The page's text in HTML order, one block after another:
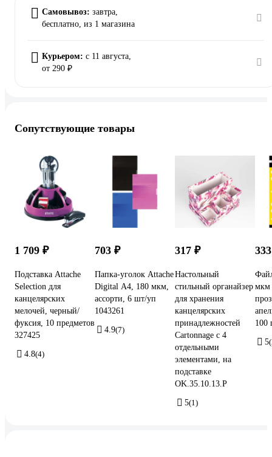
Самовывоз: завтра,
бесплатно, из 1 магазина
Курьером: c 11 августа,
от 290 ₽
Сопутствующие товары
1 709 ₽
Подставка Attache
Selection для
канцелярских
мелочей, черный/
фуксия, 10 предметов
327425
4.8(4)
703 ₽
Папка-уголок Attache
Digital А4, 180 мкм,
ассорти, 6 шт/уп
1043261
4.9(7)
317 ₽
Настольный
стильный органайзер
для хранения
канцелярских
принадлежностей
Cartonnage с 4
отдельными
элементами, на
подставке
OK.35.10.13.P
5(1)
мкм
100
5